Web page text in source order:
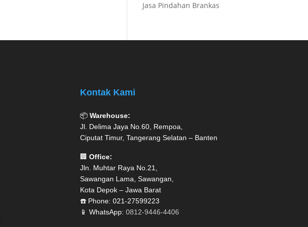
Jasa Pindahan Brankas
Kontak Kami
📦 Warehouse:
Jl. Delima Jaya No.60, Rempoa,
Ciputat Timur, Tangerang Selatan – Banten
🏢 Office:
Jln. Muhtar Raya No.21,
Sawangan Lama, Sawangan,
Kota Depok – Jawa Barat
☎️ Phone: 021-27599223
📱 WhatsApp: 0812-9446-4406